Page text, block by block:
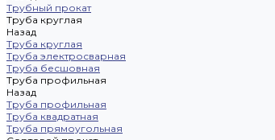
Трубный прокат
Труба круглая
Назад
Труба круглая
Труба электросварная
Труба бесшовная
Труба профильная
Назад
Труба профильная
Труба квадратная
Труба прямоугольная